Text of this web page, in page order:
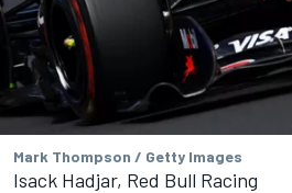
Mark Thompson / Getty Images
Isack Hadjar, Red Bull Racing